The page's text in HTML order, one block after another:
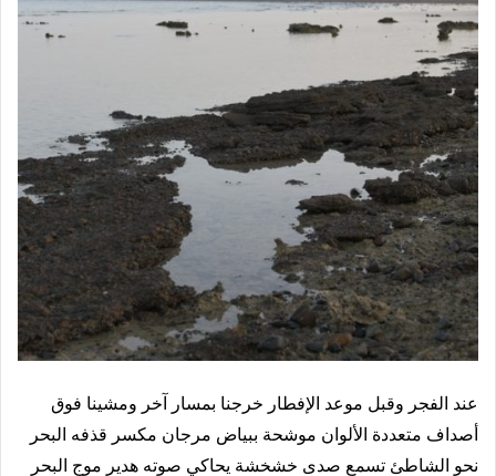
عند الفجر وقبل موعد الإفطار خرجنا بمسار آخر ومشينا فوق
أصداف متعددة الألوان موشحة ببياض مرجان مكسر قذفه البحر
نحو الشاطئ تسمع صدى خشخشة يحاكي صوته هدير موج البحر